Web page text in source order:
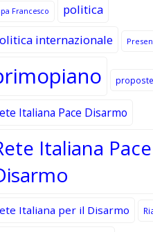
Francesco
politica
internazionale
proposte
Italiana Pace Disarmo
Italiana
Italiana per il Disarmo